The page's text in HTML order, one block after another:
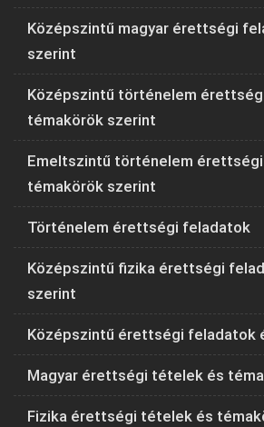
Középszintű magyar érettségi
szerint
Középszintű történelem
témakörök szerint
Emeltszintű történelem
témakörök szerint
Történelem érettségi feladatok
Középszintű fizika érettségi
szerint
Középszintű érettségi feladatok
Magyar érettségi tételek és
Fizika érettségi tételek és